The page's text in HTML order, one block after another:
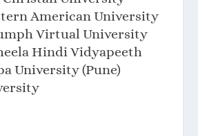
American University
Virtual University
Hindi Vidyapeeth
University (Pune)